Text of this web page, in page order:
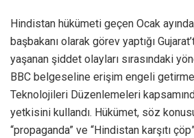
Hindistan hükümeti geçen Ocak
başbakanı olarak görev yaptığı
yaşanan şiddet olayları sırasındaki
BBC belgeseline erişim engeli
Teknolojileri Düzenlemeleri
yetkisini kullandı. Hükümet, söz
“propaganda” ve “Hindistan karşıtı